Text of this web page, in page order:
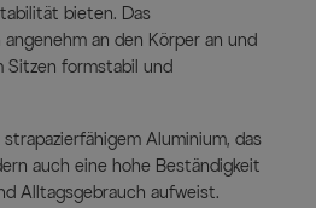
bieten. Das
an den Körper an und
Sitzen formstabil und
Aluminium, das
auch eine hohe Beständigkeit
Alltagsgebrauch aufweist.